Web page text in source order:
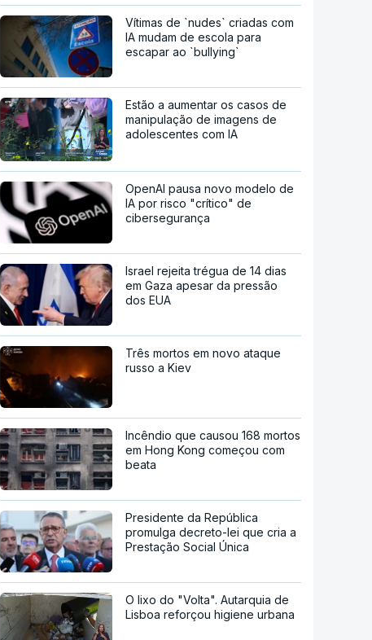
Vítimas de `nudes` criadas com
IA mudam de escola para
escapar ao `bullying`
Estão a aumentar os casos de
manipulação de imagens de
adolescentes com IA
OpenAI pausa novo modelo de
IA por risco "crítico" de
cibersegurança
Israel rejeita trégua de 14 dias
em Gaza apesar da pressão
dos EUA
Três mortos em novo ataque
russo a Kiev
Incêndio que causou 168 mortos
em Hong Kong começou com
beata
Presidente da República
promulga decreto-lei que cria a
Prestação Social Única
O lixo do "Volta". Autarquia de
Lisboa reforçou higiene urbana